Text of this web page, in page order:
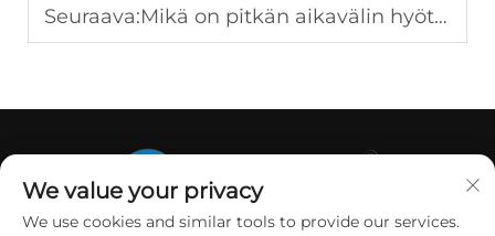
Seuraava:Mikä on pitkän aikavälin hyöty PET-kierrätyskoneista?
We value your privacy
We use cookies and similar tools to provide our services.